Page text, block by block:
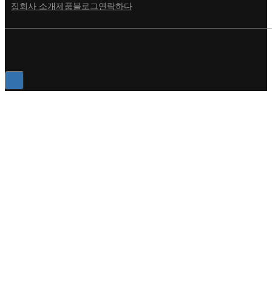
집회사 소개제품블로그연락하다